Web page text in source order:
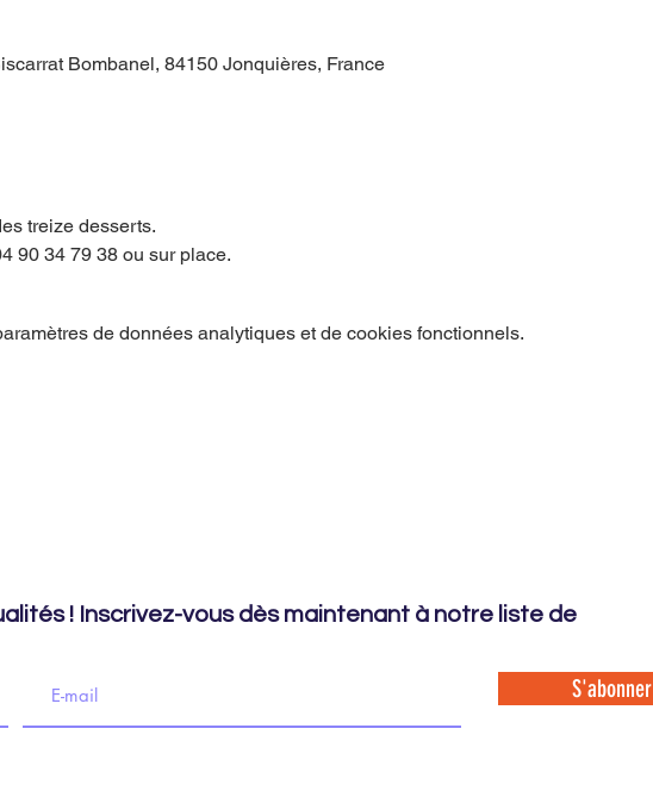
Bombanel, 84150 Jonquières, France
treize desserts.
90 34 79 38 ou sur place.
de données analytiques et de cookies fonctionnels.
! Inscrivez-vous dès maintenant à notre liste de
S'abonner